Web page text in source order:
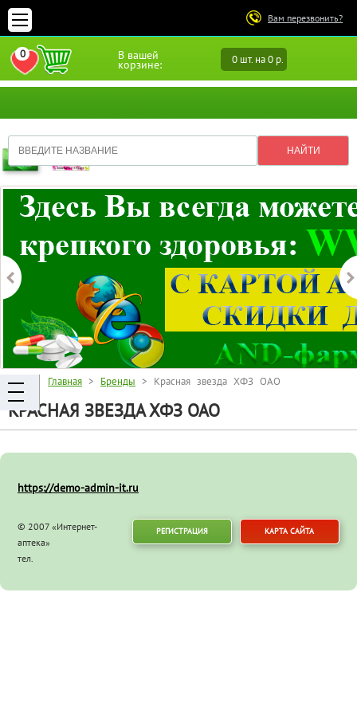
Вам перезвонить?
В вашей
корзине: 0 шт. на 0 р.
0
ПЕРЕЙТИ В ИЗБРАННОЕ
Главная > Бренды > Красная звезда ХФЗ ОАО
КРАСНАЯ ЗВЕЗДА ХФЗ ОАО
https://demo-admin-it.ru
© 2007 «Интернет-
аптека»
тел.
РЕГИСТРАЦИЯ КАРТА САЙТА